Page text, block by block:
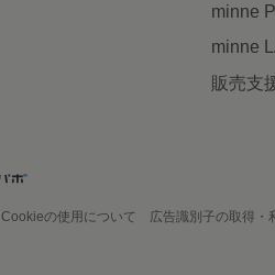
minne
minne
販売支
Cookieの使用について 広告識別子の取得・